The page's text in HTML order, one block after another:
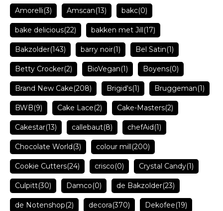
Amorelli(3) Amscan(13) bakc(0)
bake delicious(22) bakken met Jill(17)
Bakzolder(143) barry noir(1) Bel Satin(1)
Betty Crocker(2) BioVegan(1) Boyens(0)
Brand New Cake(208) Brigid's(1) Bruggeman(1)
BWB(9) Cake Lace(2) Cake-Masters(2)
Cakestar(13) callebaut(8) chefAid(1)
Chocolate World(3) colour mill(200)
Cookie Cutters(24) crisco(0) Crystal Candy(1)
Culpitt(30) Damco(0) de Bakzolder(23)
de Notenshop(2) decora(370) Dekofee(19)